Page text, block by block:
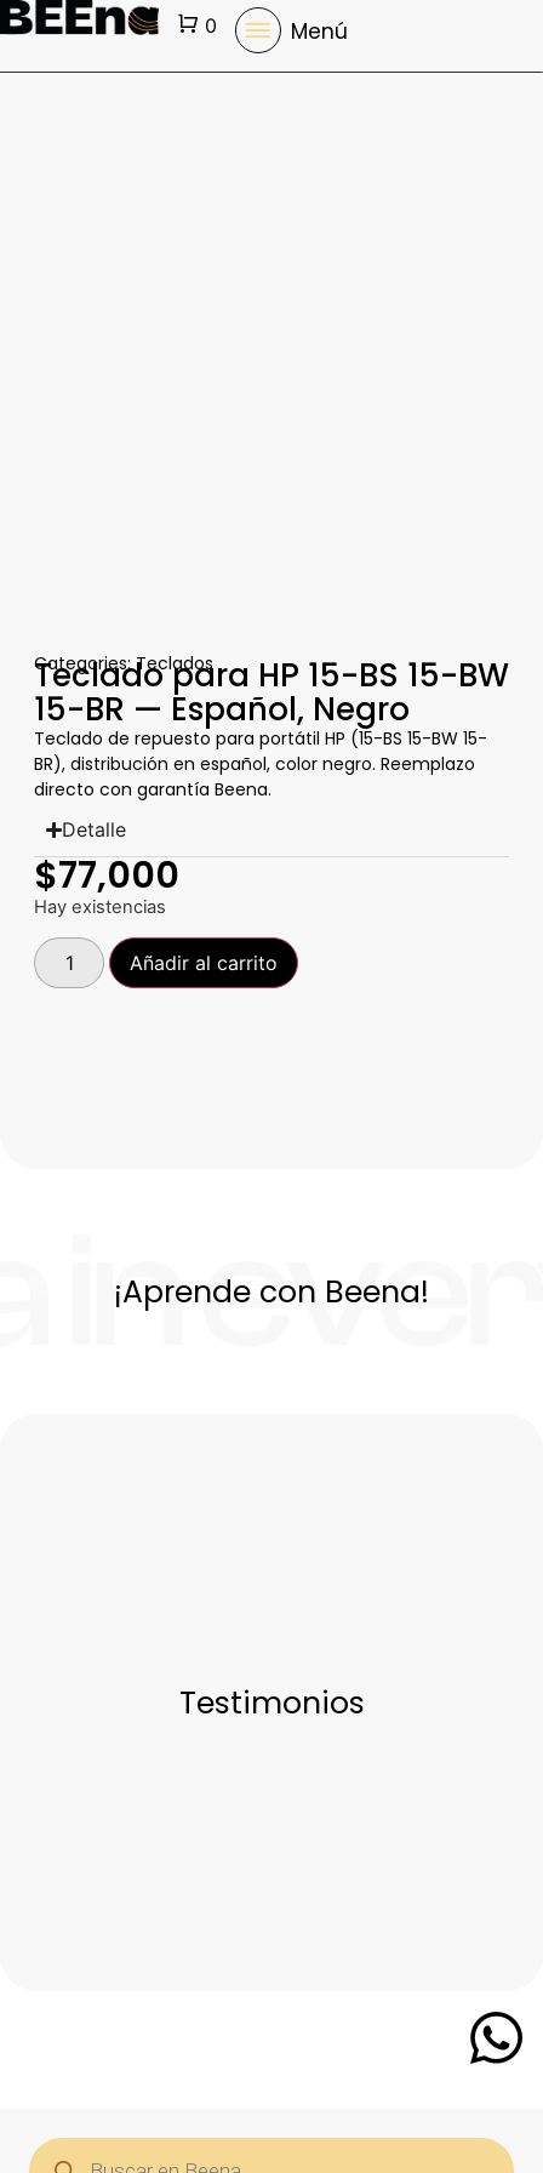
Cart
0 Menú
Categories:Teclados
Teclado para HP 15-BS 15-BW
15-BR — Español, Negro
Teclado de repuesto para portátil HP (15-BS 15-BW 15-
BR), distribución en español, color negro. Reemplazo
directo con garantía Beena.
Detalle
$77,000
Hay existencias
Añadir al carrito
¡Aprende con Beena!
Testimonios